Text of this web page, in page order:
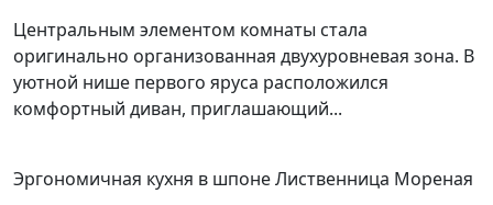
Центральным элементом комнаты стала
оригинально организованная двухуровневая зона. В
уютной нише первого яруса расположился
комфортный диван, приглашающий...
Эргономичная кухня в шпоне Лиственница Мореная